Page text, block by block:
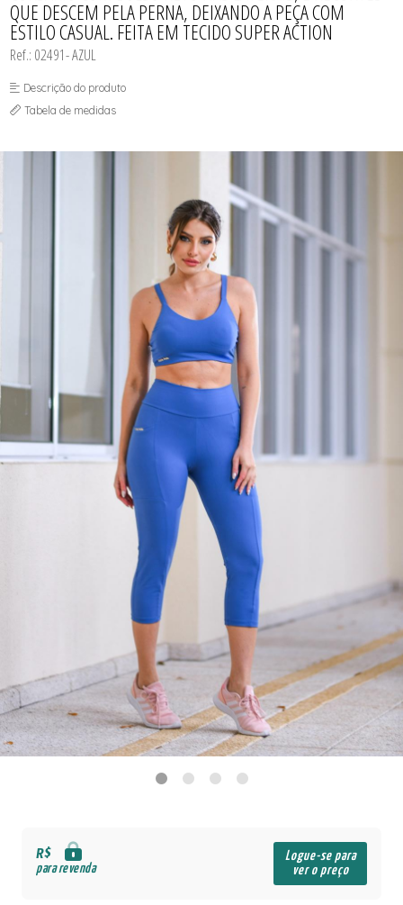
JAQUETAS
LEGGINGS
MACACÃO E MACAQUINHOS
SHORTS FITNESS
MAIÔS PLUS SIZE
PÓS PRAIA
SAIDAS DE PRAIA
SHORTS MASCULINO PRAIA
SUNGAS
SUNGAS INFANTIS
SUNGAS
SAIDAS DE PRAIA
QUE DESCEM PELA PERNA, DEIXANDO A PEÇA COM
ESTILO CASUAL. FEITA EM TECIDO SUPER ACTION
Ref.: 02491- AZUL
Descrição do produto
Tabela de medidas
R$
para revenda
Logue-se para
ver o preço